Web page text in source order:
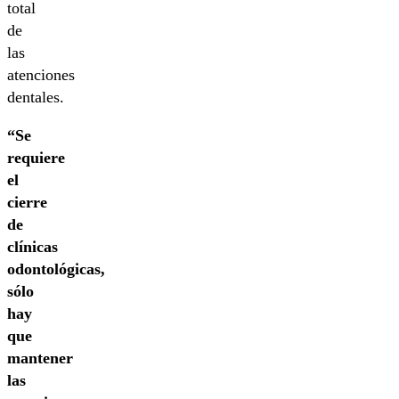
total
de
las
atenciones
dentales.
“Se
requiere
el
cierre
de
clínicas
odontológicas,
sólo
hay
que
mantener
las